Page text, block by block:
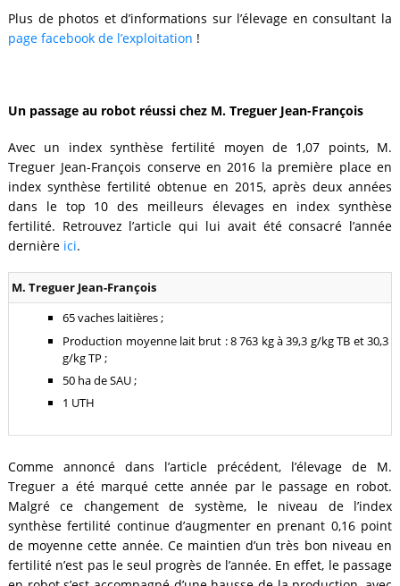
Plus de photos et d’informations sur l’élevage en consultant la
page facebook de l’exploitation !
Un passage au robot réussi chez M. Treguer Jean-François
Avec un index synthèse fertilité moyen de 1,07 points, M.
Treguer Jean-François conserve en 2016 la première place en
index synthèse fertilité obtenue en 2015, après deux années
dans le top 10 des meilleurs élevages en index synthèse
fertilité. Retrouvez l’article qui lui avait été consacré l’année
dernière ici.
M. Treguer Jean-François
65 vaches laitières ;
Production moyenne lait brut : 8 763 kg à 39,3 g/kg TB et 30,3
g/kg TP ;
50 ha de SAU ;
1 UTH
Comme annoncé dans l’article précédent, l’élevage de M.
Treguer a été marqué cette année par le passage en robot.
Malgré ce changement de système, le niveau de l’index
synthèse fertilité continue d’augmenter en prenant 0,16 point
de moyenne cette année. Ce maintien d’un très bon niveau en
fertilité n’est pas le seul progrès de l’année. En effet, le passage